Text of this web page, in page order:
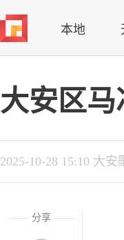
本地
大安区
2025-10-28 15:10 大安
分享